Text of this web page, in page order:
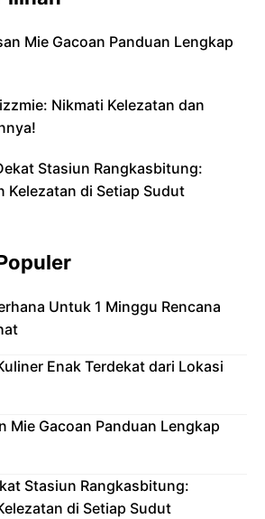
Mie Gacoan Panduan Lengkap
Nikmati Kelezatan dan
Stasiun Rangkasbitung:
Kelezatan di Setiap Sudut
Untuk 1 Minggu Rencana
Enak Terdekat dari Lokasi
Mie Gacoan Panduan Lengkap
Stasiun Rangkasbitung:
di Setiap Sudut